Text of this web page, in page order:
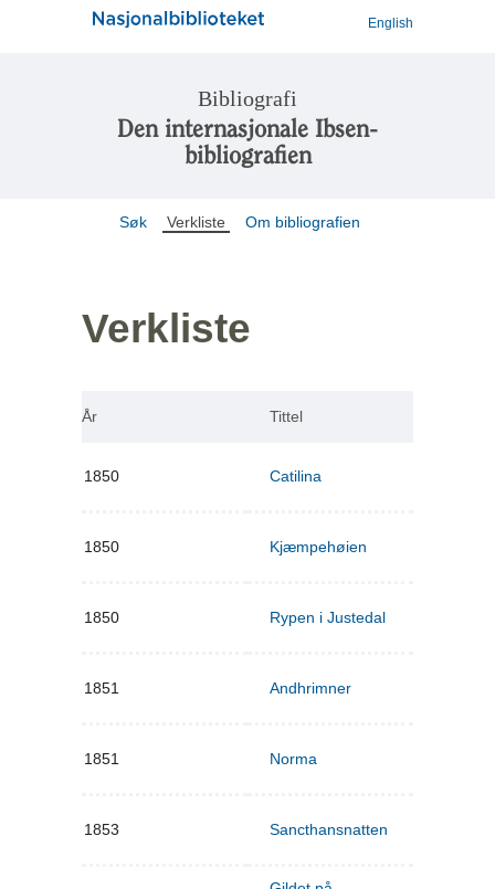
English
Bibliografi
Den internasjonale Ibsen-
bibliografien
Søk Verkliste Om bibliografien
Verkliste
År Tittel
1850 Catilina
1850 Kjæmpehøien
1850 Rypen i Justedal
1851 Andhrimner
1851 Norma
1853 Sancthansnatten